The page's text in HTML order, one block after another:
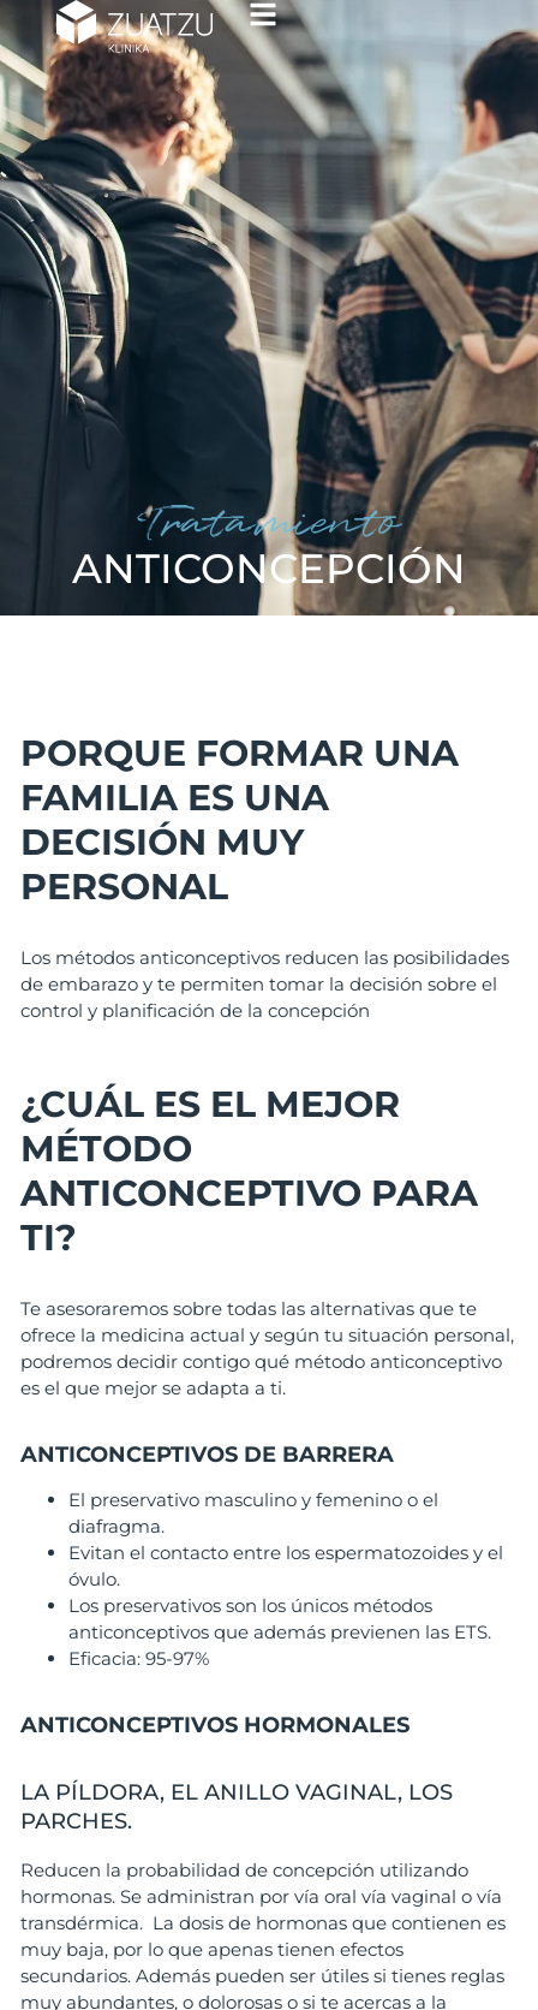
Tratamiento
ANTICONCEPCIÓN
PORQUE FORMAR UNA
FAMILIA ES UNA
DECISIÓN MUY
PERSONAL
Los métodos anticonceptivos reducen las posibilidades
de embarazo y te permiten tomar la decisión sobre el
control y planificación de la concepción
¿CUÁL ES EL MEJOR
MÉTODO
ANTICONCEPTIVO PARA
TI?
Te asesoraremos sobre todas las alternativas que te
ofrece la medicina actual y según tu situación personal,
podremos decidir contigo qué método anticonceptivo
es el que mejor se adapta a ti.
ANTICONCEPTIVOS DE BARRERA
El preservativo masculino y femenino o el
diafragma.
Evitan el contacto entre los espermatozoides y el
óvulo.
Los preservativos son los únicos métodos
anticonceptivos que además previenen las ETS.
Eficacia: 95-97%
ANTICONCEPTIVOS HORMONALES
LA PÍLDORA, EL ANILLO VAGINAL, LOS
PARCHES.
Reducen la probabilidad de concepción utilizando
hormonas. Se administran por vía oral vía vaginal o vía
transdérmica. La dosis de hormonas que contienen es
muy baja, por lo que apenas tienen efectos
secundarios. Además pueden ser útiles si tienes reglas
muy abundantes, o dolorosas o si te acercas a la